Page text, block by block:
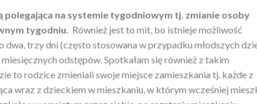
polegająca na systemie tygodniowym tj. zmianie osoby
tygodniu.
Również jest to mit, bo istnieje możliwość
dwa, trzy dni (często stosowana w przypadku młodszych
odstępów. Spotkałam się również z takim
to rodzice zmieniali swoje miejsce zamieszkania tj. każde z
wraz z dzieckiem w mieszkaniu, w którym wcześniej